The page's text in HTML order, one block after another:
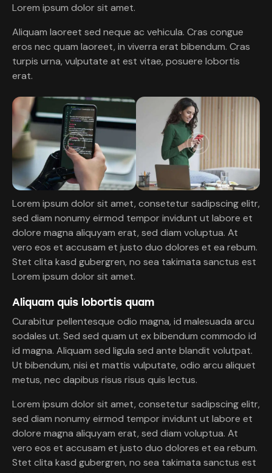
Lorem ipsum dolor sit amet.
Aliquam laoreet sed neque ac vehicula. Cras congue
eros nec quam laoreet, in viverra erat bibendum. Cras
turpis urna, vulputate at est vitae, posuere lobortis
erat.
Lorem ipsum dolor sit amet, consetetur sadipscing elitr,
sed diam nonumy eirmod tempor invidunt ut labore et
dolore magna aliquyam erat, sed diam voluptua. At
vero eos et accusam et justo duo dolores et ea rebum.
Stet clita kasd gubergren, no sea takimata sanctus est
Lorem ipsum dolor sit amet.
Aliquam quis lobortis quam
Curabitur pellentesque odio magna, id malesuada arcu
sodales ut. Sed sed quam ut ex bibendum commodo id
id magna. Aliquam sed ligula sed ante blandit volutpat.
Ut bibendum, nisi et mattis vulputate, odio arcu aliquet
metus, nec dapibus risus risus quis lectus.
Lorem ipsum dolor sit amet, consetetur sadipscing elitr,
sed diam nonumy eirmod tempor invidunt ut labore et
dolore magna aliquyam erat, sed diam voluptua. At
vero eos et accusam et justo duo dolores et ea rebum.
Stet clita kasd gubergren, no sea takimata sanctus est